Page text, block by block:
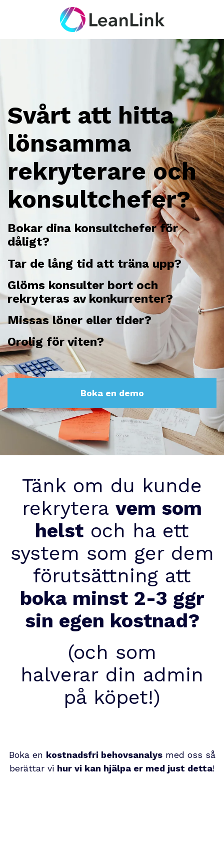
Svårt att hitta
lönsamma
rekryterare och
konsultchefer?
Bokar dina konsultchefer för
dåligt?
Tar de lång tid att träna upp?
Glöms konsulter bort och
rekryteras av konkurrenter?
Missas löner eller tider?
Orolig för viten?
Boka en demo
Tänk om du kunde
rekrytera vem som
helst och ha ett
system som ger dem
förutsättning att
boka minst 2-3 ggr
sin egen kostnad?
(och som
halverar din admin
på köpet!)
Boka en kostnadsfri behovsanalysmed oss så
berättar vi hur vi kan hjälpa er med just detta!